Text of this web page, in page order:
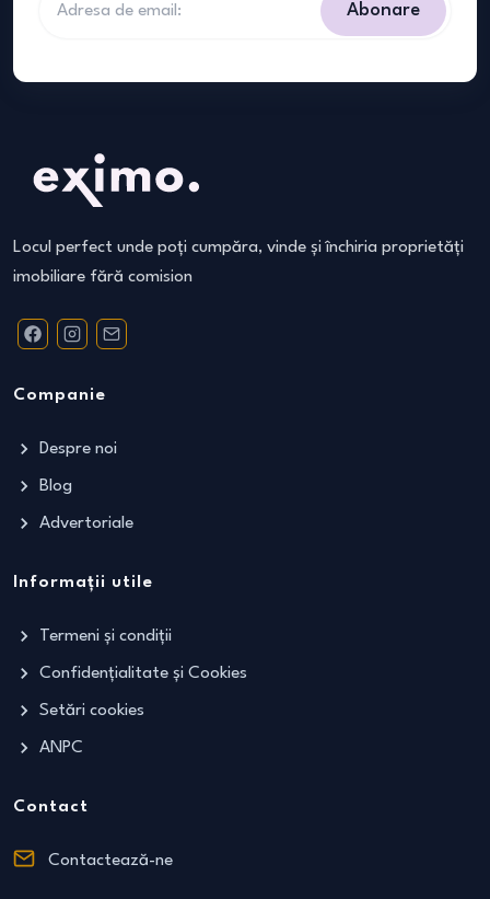
Abonare
Locul perfect unde poți cumpăra, vinde și închiria proprietăți
imobiliare fără comision
Companie
Despre noi
Blog
Advertoriale
Informații utile
Termeni și condiții
Confidențialitate și Cookies
Setări cookies
ANPC
Contact
Contactează-ne